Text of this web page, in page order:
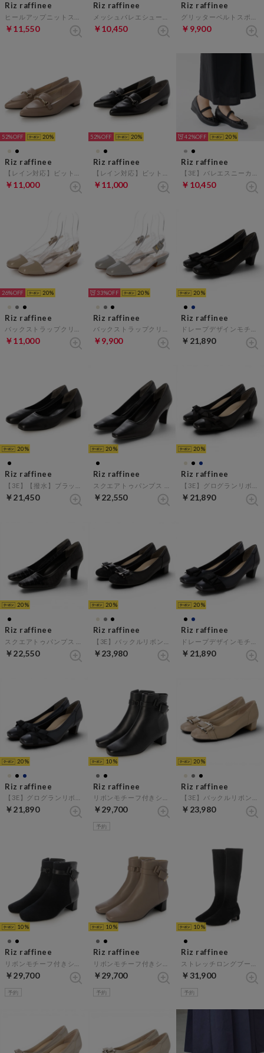
Riz raffinee
￥11,550
Riz raffinee
￥10,450
Riz raffinee
￥9,900
52% 20
Riz raffinee
￥11,000
52% 20
Riz raffinee
￥11,000
42% 20
Riz raffinee
￥10,450
26% 20
Riz raffinee
￥11,000
33% 20
Riz raffinee
￥9,900
20
Riz raffinee
￥21,890
20
Riz raffinee
￥21,450
20
Riz raffinee
￥22,550
20
Riz raffinee
￥21,890
20
Riz raffinee
￥22,550
20
Riz raffinee
￥23,980
20
Riz raffinee
￥21,890
20
Riz raffinee
￥21,890
10
Riz raffinee
￥29,700
予約
20
Riz raffinee
￥23,980
10
Riz raffinee
￥29,700
予約
10
Riz raffinee
￥29,700
予約
10
Riz raffinee
￥31,900
予約